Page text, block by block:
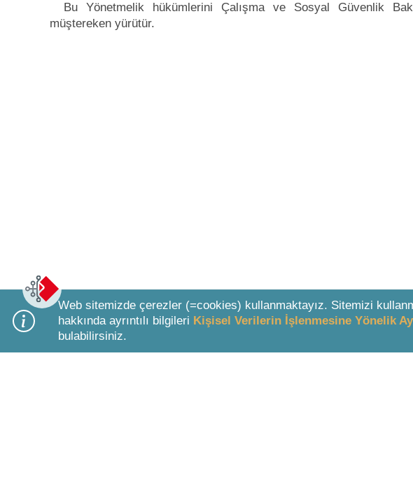
Bu Yönetmelik hükümlerini Çalışma ve Sosyal Güvenlik
müştereken yürütür.
Bottom Search Toolbar Highlight Text
Web sitemizde çerezler (=cookies) kullanmaktayız. Sitemizi
hakkında ayrıntılı bilgileri Kişisel Verilerin İşlenmesine Yönelik
bulabilirsiniz.